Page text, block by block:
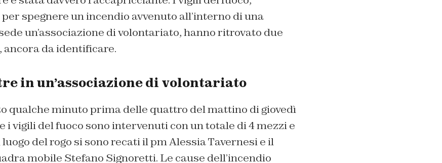
spegnere un incendio avvenuto all’interno di una
un’associazione di volontariato, hanno ritrovato due
da identificare.
in un’associazione di volontariato
qualche minuto prima delle quattro del mattino di giovedì
i vigili del fuoco sono intervenuti con un totale di 4 mezzi e
del rogo si sono recati il pm Alessia Tavernesi e il
mobile Stefano Signoretti. Le cause dell’incendio